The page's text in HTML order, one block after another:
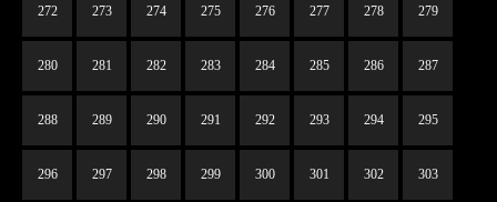
272 273 274 275 276 277 278 279
280 281 282 283 284 285 286 287
288 289 290 291 292 293 294 295
296 297 298 299 300 301 302 303